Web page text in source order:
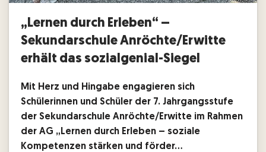
„Lernen durch Erleben“ –
Sekundarschule Anröchte/Erwitte
erhält das sozialgenial-Siegel
Mit Herz und Hingabe engagieren sich
Schülerinnen und Schüler der 7. Jahrgangsstufe
der Sekundarschule Anröchte/Erwitte im Rahmen
der AG „Lernen durch Erleben – soziale
Kompetenzen stärken und förder…